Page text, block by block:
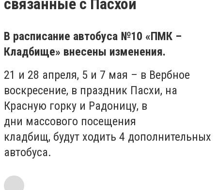
связанные с Пасхой
В расписание автобуса №10 «ПМК –
Кладбище» внесены изменения.
21 и 28 апреля, 5 и 7 мая – в Вербное
воскресение, в праздник Пасхи, на
Красную горку и Радоницу, в
дни массового посещения
кладбищ, будут ходить 4 дополнительных
автобуса.